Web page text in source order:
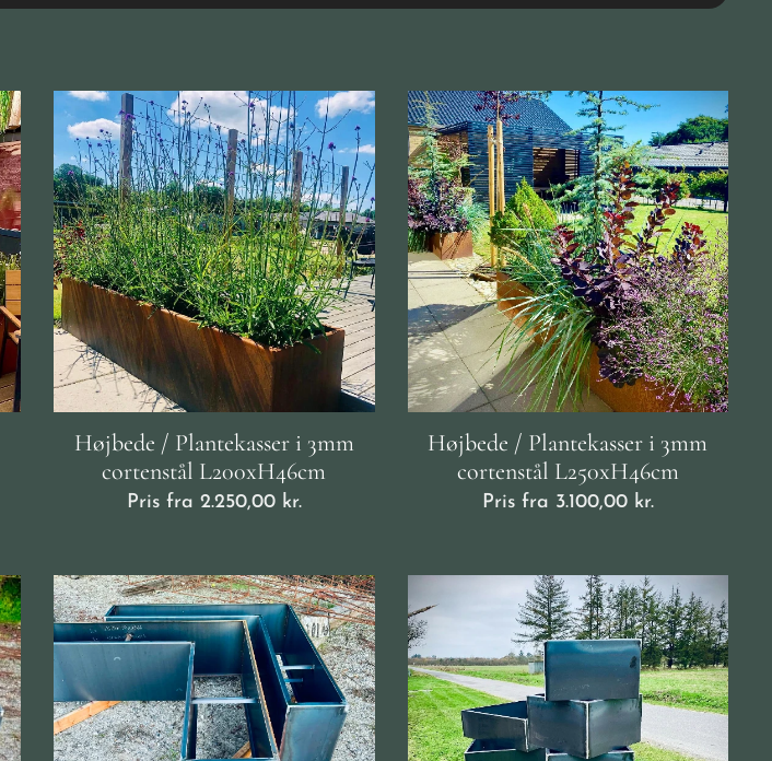
Højbede / Plantekasser i 3mm
cortenstål L200xH46cm
Pris fra 2.250,00kr.
Højbede / Plantekasser i 3mm
cortenstål L250xH46cm
Pris fra 3.100,00kr.